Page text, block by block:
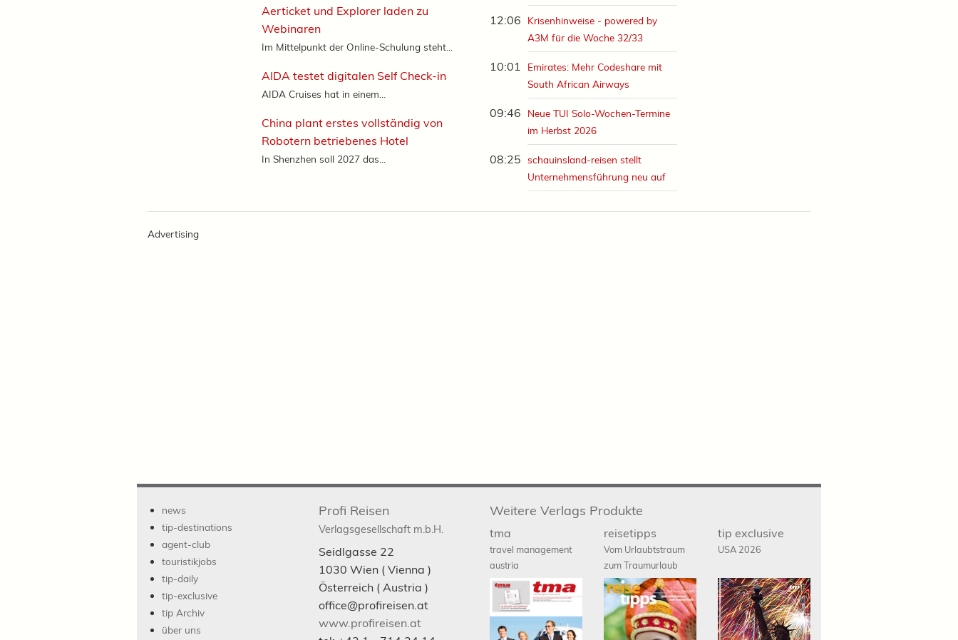
12:06
Krisenhinweise - powered by
A3M für die Woche 32/33
10:01
Emirates: Mehr Codeshare mit
South African Airways
09:46
Neue TUI Solo-Wochen-Termine
im Herbst 2026
08:25
schauinsland-reisen stellt
Unternehmensführung neu auf
Aerticket und Explorer laden zu
Webinaren
Im Mittelpunkt der Online-Schulung steht...
AIDA testet digitalen Self Check-in
AIDA Cruises hat in einem...
China plant erstes vollständig von
Robotern betriebenes Hotel
In Shenzhen soll 2027 das...
Advertising
news
tip-destinations
agent-club
touristikjobs
tip-daily
tip-exclusive
tip Archiv
über uns
Profi Reisen
Verlagsgesellschaft m.b.H.
Seidlgasse 22
1030 Wien ( Vienna )
Österreich ( Austria )
office@profireisen.at
www.profireisen.at
Weitere Verlags Produkte
tma
travel management
austria
reisetipps
Vom Urlaubtstraum
zum Traumurlaub
tip exclusive
USA 2026